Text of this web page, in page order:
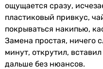
ощущается сразу,
пластиковый привкус,
покрываться накипью,
Замена простая, ничего
минут, открутил,
дальше без нюансов.